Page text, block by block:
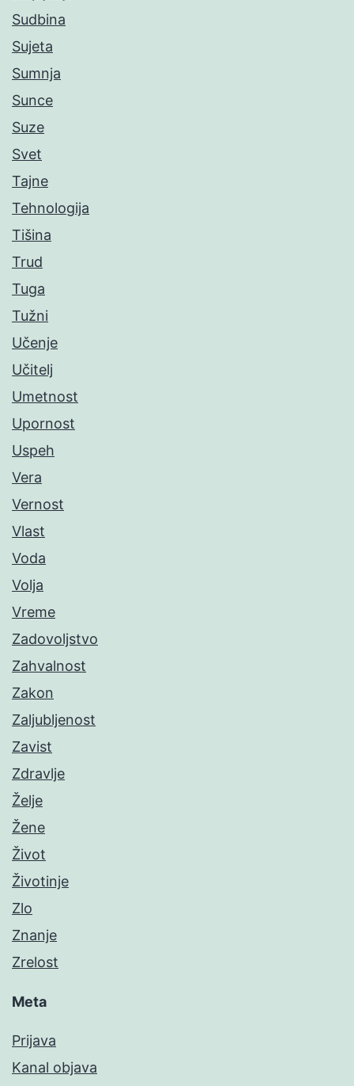
Sudbina
Sujeta
Sumnja
Sunce
Suze
Svet
Tajne
Tehnologija
Tišina
Trud
Tuga
Tužni
Učenje
Učitelj
Umetnost
Upornost
Uspeh
Vera
Vernost
Vlast
Voda
Volja
Vreme
Zadovoljstvo
Zahvalnost
Zakon
Zaljubljenost
Zavist
Zdravlje
Želje
Žene
Život
Životinje
Zlo
Znanje
Zrelost
Meta
Prijava
Kanal objava